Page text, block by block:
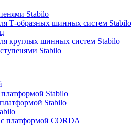
Stabilo
Т-образных шинных систем Stabilo
круглых шинных систем Stabilo
Stabilo
Stabilo
Stabilo
платформой CORDA